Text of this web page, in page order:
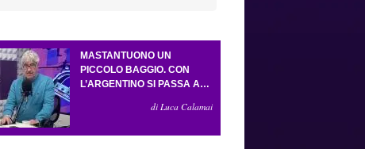
MASTANTUONO UN
PICCOLO BAGGIO. CON
L’ARGENTINO SI PASSA AL
L’AMICHEVOLE CON IL
di Luca Calamai